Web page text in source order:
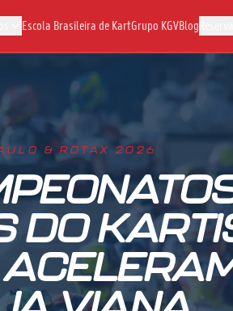
Escola Brasileira de KartGrupo KGVBlog
& ROTAX 2026
DO